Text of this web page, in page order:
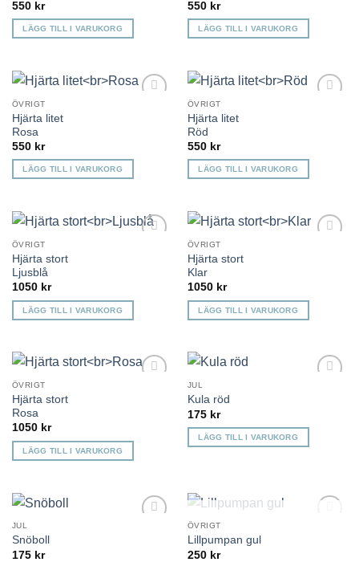
550 kr
LÄGG TILL I VARUKORG
550 kr
LÄGG TILL I VARUKORG
ÖVRIGT
Hjärta litet
Rosa
550 kr
LÄGG TILL I VARUKORG
ÖVRIGT
Hjärta litet
Röd
550 kr
LÄGG TILL I VARUKORG
ÖVRIGT
Hjärta stort
Ljusblå
1050 kr
LÄGG TILL I VARUKORG
ÖVRIGT
Hjärta stort
Klar
1050 kr
LÄGG TILL I VARUKORG
ÖVRIGT
Hjärta stort
Rosa
1050 kr
LÄGG TILL I VARUKORG
JUL
Kula röd
175 kr
LÄGG TILL I VARUKORG
JUL
Snöboll
175 kr
ÖVRIGT
Lillpumpan gul
250 kr